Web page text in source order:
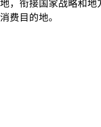
，衔接国家战略和
费目的地。